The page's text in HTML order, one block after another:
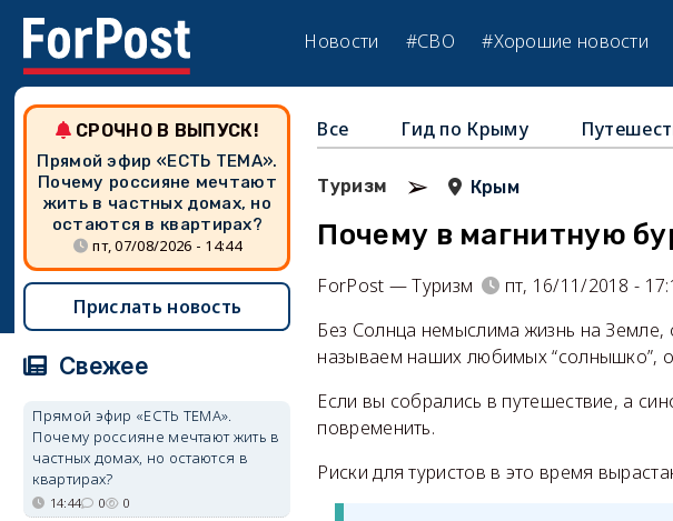
Новости #СВО #Хорошие новости
Все Гид по Крыму
Туризм ➢ Крым
Почему в магнитную
ForPost — Туризм
пт, 16/11/2018 -
Без Солнца немыслима жизнь на
называем наших любимых “солнышко”,
Если вы собрались в путешествие, а
повременить.
Риски для туристов в это время
СРОЧНО В ВЫПУСК!
Прямой эфир «ЕСТЬ ТЕМА».
Почему россияне мечтают
жить в частных домах, но
остаются в квартирах?
пт, 07/08/2026 - 14:44
Прислать новость
Свежее
Прямой эфир «ЕСТЬ ТЕМА».
Почему россияне мечтают жить в
частных домах, но остаются в
квартирах?
14:44 0 0